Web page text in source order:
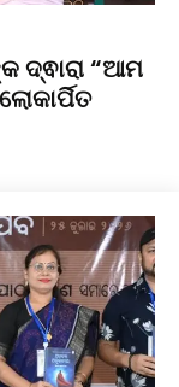
ଦ୍ଵାରା “ଆମ